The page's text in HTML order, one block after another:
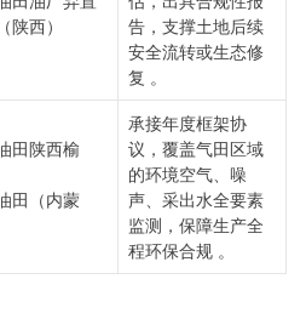
陕西）
告，支撑土地后续
安全流转或生态修
复 。
田陕西榆
田（内蒙
承接年度框架协
议，覆盖气田区域
的环境空气、噪
声、采出水全要素
监测，保障生产全
程环保合规 。